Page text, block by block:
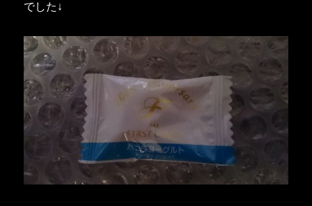
でした↓